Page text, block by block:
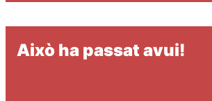
Això ha passat avui!